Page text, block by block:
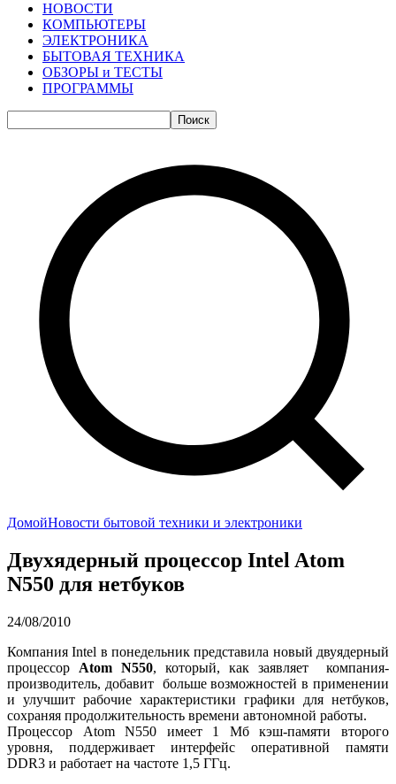
НОВОСТИ
КОМПЬЮТЕРЫ
ЭЛЕКТРОНИКА
БЫТОВАЯ ТЕХНИКА
ОБЗОРЫ и ТЕСТЫ
ПРОГРАММЫ
Поиск
ДомойНовости бытовой техники и электроники
Двухядерный процессор Intel Atom
N550 для нетбуков
24/08/2010
Компания Intel в понедельник представила новый двуядерный
процессор Atom N550, который, как заявляет компания-
производитель, добавит больше возможностей в применении
и улучшит рабочие характеристики графики для нетбуков,
сохраняя продолжительность времени автономной работы.
Процессор Atom N550 имеет 1 Мб кэш-памяти второго
уровня, поддерживает интерфейс оперативной памяти
DDR3 и работает на частоте 1,5 ГГц.